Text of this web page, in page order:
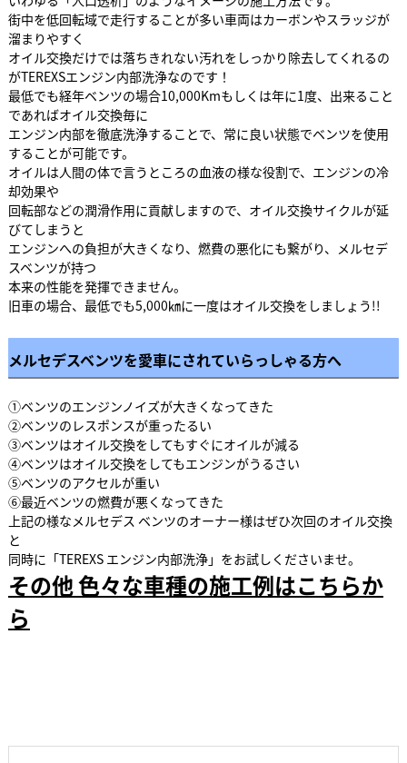
街中を低回転域で走行することが多い車両はカーボンやスラッジが
溜まりやすく
オイル交換だけでは落ちきれない汚れをしっかり除去してくれるの
がTEREXSエンジン内部洗浄なのです！
最低でも経年ベンツの場合10,000Kmもしくは年に1度、出来ること
であればオイル交換毎に
エンジン内部を徹底洗浄することで、常に良い状態でベンツを使用
することが可能です。
オイルは人間の体で言うところの血液の様な役割で、エンジンの冷
却効果や
回転部などの潤滑作用に貢献しますので、オイル交換サイクルが延
びてしまうと
エンジンへの負担が大きくなり、燃費の悪化にも繋がり、メルセデ
スベンツが持つ
本来の性能を発揮できません。
旧車の場合、最低でも5,000㎞に一度はオイル交換をしましょう!!
メルセデスベンツを愛車にされていらっしゃる方へ
①ベンツのエンジンノイズが大きくなってきた
②ベンツのレスポンスが重ったるい
③ベンツはオイル交換をしてもすぐにオイルが減る
④ベンツはオイル交換をしてもエンジンがうるさい
⑤ベンツのアクセルが重い
⑥最近ベンツの燃費が悪くなってきた
上記の様なメルセデス ベンツのオーナー様はぜひ次回のオイル交換
と
同時に「TEREXS エンジン内部洗浄」をお試しくださいませ。
その他 色々な車種の施工例はこちらか
ら